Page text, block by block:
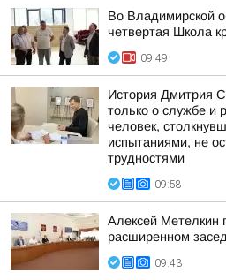
Во Владимирской
четвертая Школа
09:49
История Дмитрия
только о службе и
человек,
испытаниями, не
трудностями
09:58
Алексей Метелкин
расширенном
09:43